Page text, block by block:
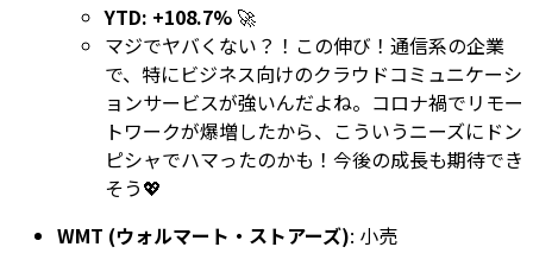
YTD: +108.7% 🚀
マジでヤバくない？！この伸び！通信系の企業
で、特にビジネス向けのクラウドコミュニケーシ
ョンサービスが強いんだよね。コロナ禍でリモー
トワークが爆増したから、こういうニーズにドン
ピシャでハマったのかも！今後の成長も期待でき
そう💖
WMT (ウォルマート・ストアーズ): 小売